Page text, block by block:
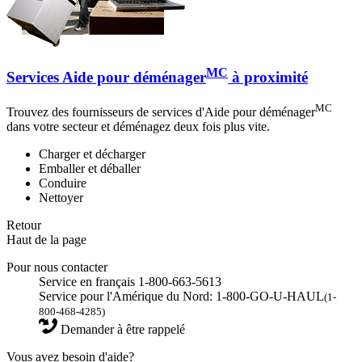
Services Aide pour déménagerMC à proximité
Trouvez des fournisseurs de services d'Aide pour déménagerMC
dans votre secteur et déménagez deux fois plus vite.
Charger et décharger
Emballer et déballer
Conduire
Nettoyer
Retour
Haut de la page
Pour nous contacter
Service en français 1-800-663-5613
Service pour l'Amérique du Nord: 1-800-GO-U-HAUL(1-
800-468-4285)
Demander à être rappelé
Vous avez besoin d'aide?